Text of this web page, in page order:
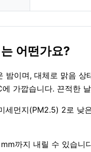
어떤가요?
이며, 대체로 맑음
가깝습니다. 끈적한
세먼지(PM2.5) 2로
까지 내릴 수 있습